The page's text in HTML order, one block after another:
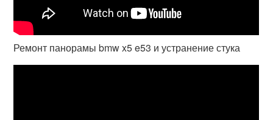
Ремонт панорамы bmw x5 e53 и устранение стука